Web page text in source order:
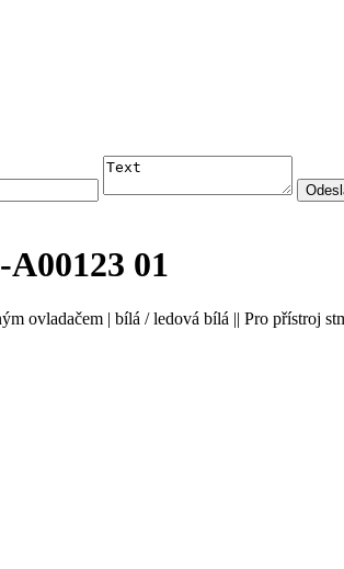
01
ovladačem | bílá / ledová bílá || Pro